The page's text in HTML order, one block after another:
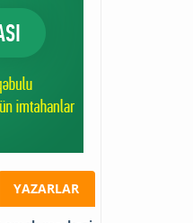
YAZARLAR